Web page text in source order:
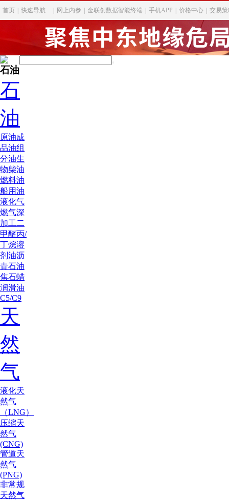
首页 快速导航 网上内参 金联创数据智能终端 手机APP 价格中心 交易
石油
石
油
原油成
品油组
分油生
物柴油
燃料油
船用油
液化气
燃气深
加工二
甲醚丙/
丁烷溶
剂油沥
青石油
焦石蜡
润滑油
C5/C9
天
然
气
液化天
然气
（LNG）
压缩天
然气
(CNG)
管道天
然气
(PNG)
非常规
天然气